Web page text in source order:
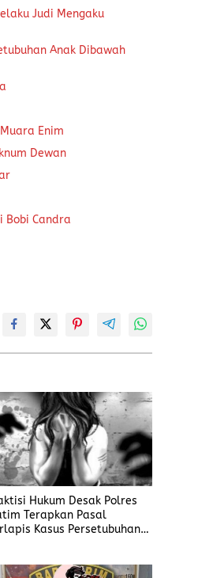
Judi Mengaku
Anak Dibawah
Enim
Dewan
Bobi Candra
Hukum Desak Polres
Terapkan Pasal
Kasus Persetubuhan